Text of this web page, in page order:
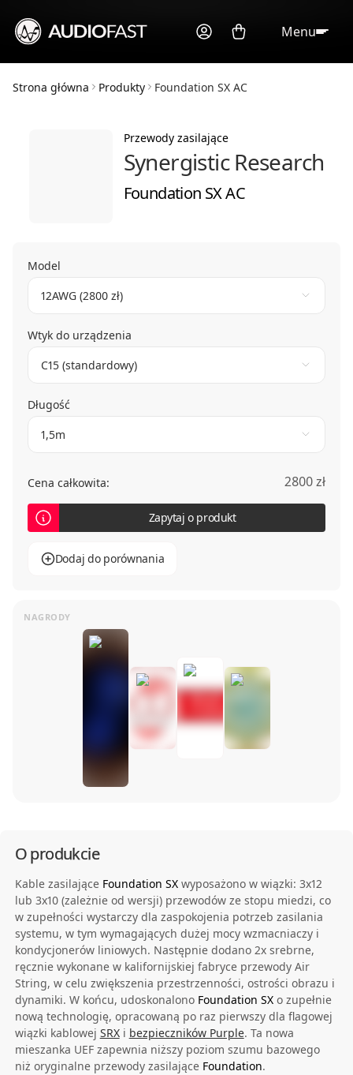
Menu
Strona główna Produkty Foundation SX AC
Przewody zasilające
Synergistic Research
Foundation SX AC
Model
12AWG (2800 zł)
Wtyk do urządzenia
C15 (standardowy)
Długość
1,5m
Cena całkowita: 2800 zł
Zapytaj o produkt
Dodaj do porównania
O produkcie
Kable zasilające Foundation SXwyposażono w wiązki: 3x12
lub 3x10 (zależnie od wersji) przewodów ze stopu miedzi, co
w zupełności wystarczy dla zaspokojenia potrzeb zasilania
systemu, w tym wymagających dużej mocy wzmacniaczy i
kondycjonerów liniowych. Następnie dodano 2x srebrne,
ręcznie wykonane w kalifornijskiej fabryce przewody Air
String, w celu zwiększenia przestrzenności, ostrości obrazu i
dynamiki. W końcu, udoskonalono Foundation SXo zupełnie
nową technologię, opracowaną po raz pierwszy dla flagowej
wiązki kablowej SRXi bezpieczników Purple. Ta nowa
mieszanka UEF zapewnia niższy poziom szumu bazowego
niż oryginalne przewody zasilające Foundation.